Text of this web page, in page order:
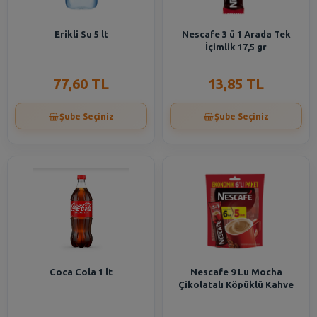
Erikli Su 5 lt
77,60 TL
Şube Seçiniz
Nescafe 3 ü 1 Arada Tek
İçimlik 17,5 gr
13,85 TL
Şube Seçiniz
Coca Cola 1 lt
Nescafe 9 Lu Mocha
Çikolatalı Köpüklü Kahve